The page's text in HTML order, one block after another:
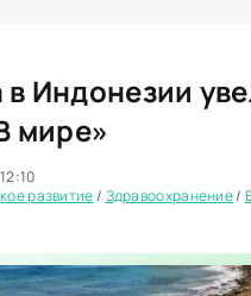
в Индонезии
мире»
развитие/ Здравоохранение/